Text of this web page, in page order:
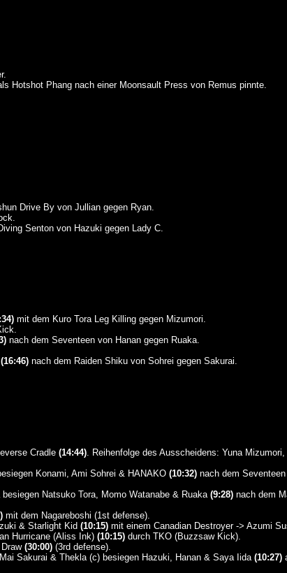
Hotshot Phang nach einer Moonsault Press von Remus pinnte.
Drive By von Jullian gegen Ryan.
Senton von Hazuki gegen Lady C.
mit dem Kuro Tora Leg Killing gegen Mizumori.
nach dem Seventeen von Hanan gegen Ruaka.
(16:46)nach dem Raiden Shiku von Sohrei gegen Sakurai.
Cradle (14:44). Reihenfolge des Ausscheidens: Yuna
Konami, Ami Sohrei & HANAKO (10:32)nach dem Seventeen
Natsuko Tora, Momo Watanabe & Ruaka (9:28)nach dem
mit dem Nagareboshi (1st defense).
& Starlight Kid (10:15)mit einem Canadian Destroyer -> Azumi
Hurricane (Aliss Ink) (10:15)durch TKO (Buzzsaw Kick).
(30:00)(3rd defense).
Sakurai & Thekla (c) besiegen Hazuki, Hanan & Saya Iida (10:27)